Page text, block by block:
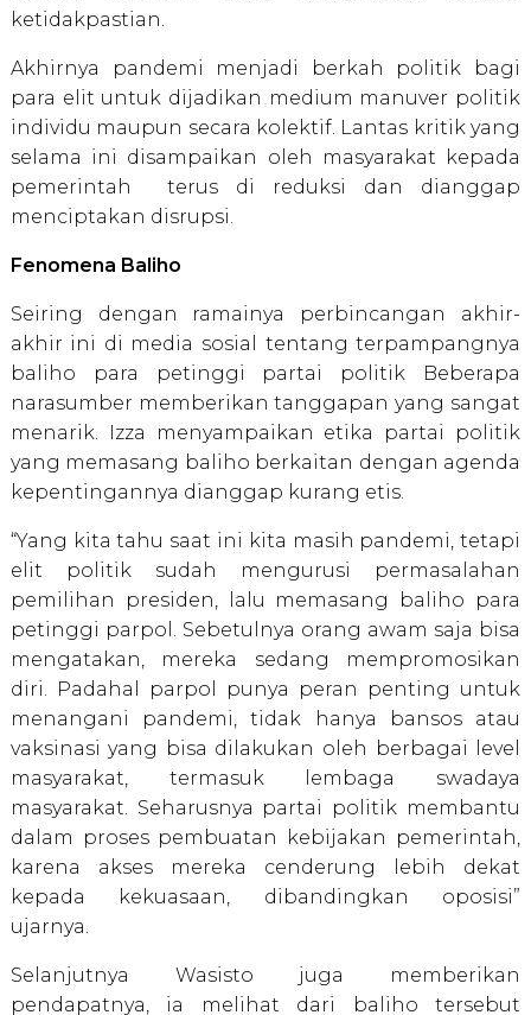
ketidakpastian.
Akhirnya pandemi menjadi berkah politik bagi
para elit untuk dijadikan medium manuver politik
individu maupun secara kolektif. Lantas kritik yang
selama ini disampaikan oleh masyarakat kepada
pemerintah terus di reduksi dan dianggap
menciptakan disrupsi.
Fenomena Baliho
Seiring dengan ramainya perbincangan akhir-
akhir ini di media sosial tentang terpampangnya
baliho para petinggi partai politik Beberapa
narasumber memberikan tanggapan yang sangat
menarik. Izza menyampaikan etika partai politik
yang memasang baliho berkaitan dengan agenda
kepentingannya dianggap kurang etis.
“Yang kita tahu saat ini kita masih pandemi, tetapi
elit politik sudah mengurusi permasalahan
pemilihan presiden, lalu memasang baliho para
petinggi parpol. Sebetulnya orang awam saja bisa
mengatakan, mereka sedang mempromosikan
diri. Padahal parpol punya peran penting untuk
menangani pandemi, tidak hanya bansos atau
vaksinasi yang bisa dilakukan oleh berbagai level
masyarakat, termasuk lembaga swadaya
masyarakat. Seharusnya partai politik membantu
dalam proses pembuatan kebijakan pemerintah,
karena akses mereka cenderung lebih dekat
kepada kekuasaan, dibandingkan oposisi”
ujarnya.
Selanjutnya Wasisto juga memberikan
pendapatnya, ia melihat dari baliho tersebut